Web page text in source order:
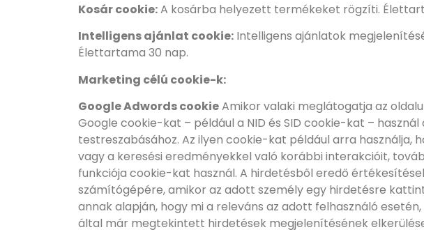
Kosár cookie:A kosárba helyezett termékeket rögzíti.
Intelligens ajánlat cookie: Intelligens ajánlatok
Élettartama 30 nap.
Marketing célú cookie-k:
Google Adwords cookieAmikor valaki meglátogatja az
Google cookie-kat – például a NID és SID cookie-kat –
testreszabásához. Az ilyen cookie-kat például arra használja,
vagy a keresési eredményekkel való korábbi interakcióit,
funkciója cookie-kat használ. A hirdetésből eredő
számítógépére, amikor az adott személy egy hirdetésre
annak alapján, hogy mi a releváns az adott felhasználó
által már megtekintett hirdetések megjelenítésének